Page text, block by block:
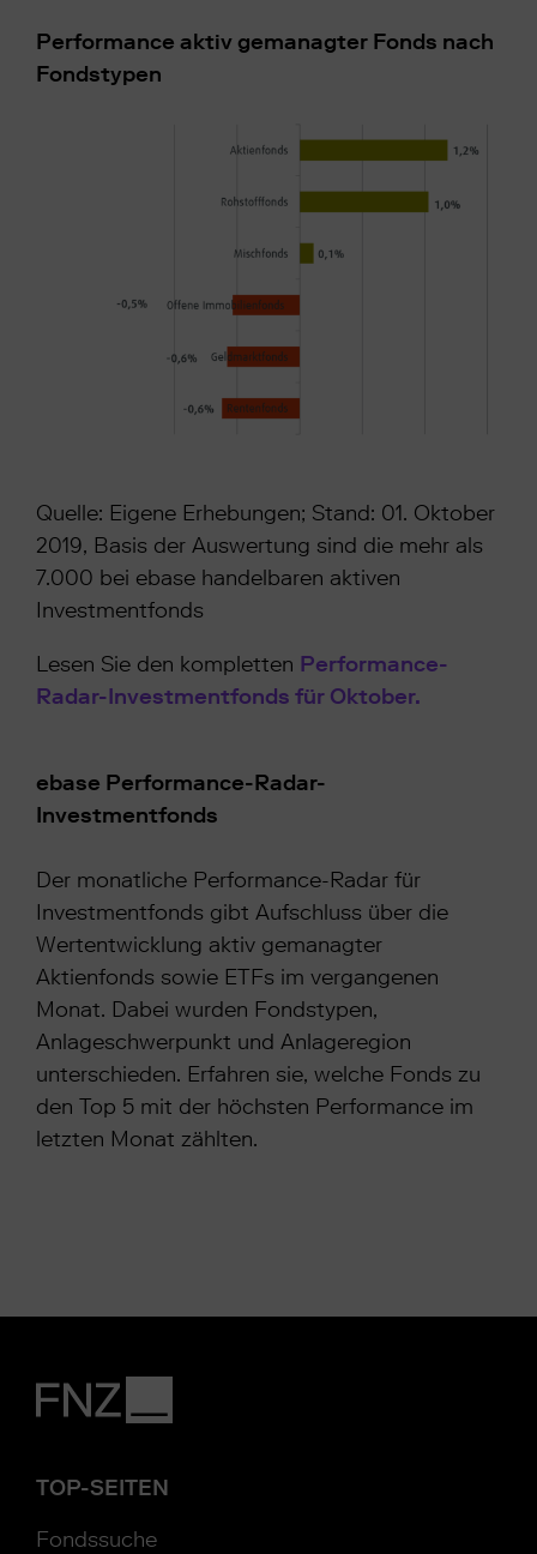
Performance aktiv gemanagter Fonds nach
Fondstypen
Quelle: Eigene Erhebungen; Stand: 01. Oktober
2019, Basis der Auswertung sind die mehr als
7.000 bei ebase handelbaren aktiven
Investmentfonds
Lesen Sie den kompletten Performance-
Radar-Investmentfonds für Oktober.
ebase Performance-Radar-
Investmentfonds
Der monatliche Performance-Radar für
Investmentfonds gibt Aufschluss über die
Wertentwicklung aktiv gemanagter
Aktienfonds sowie ETFs im vergangenen
Monat. Dabei wurden Fondstypen,
Anlageschwerpunkt und Anlageregion
unterschieden. Erfahren sie, welche Fonds zu
den Top 5 mit der höchsten Performance im
letzten Monat zählten.
TOP-SEITEN
Fondssuche